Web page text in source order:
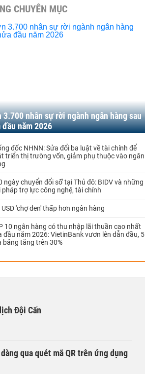
CHUYÊN MỤC
3.700 nhân sự rời ngành ngân hàng sau
đầu năm 2026
đốc NHNN: Sửa đổi ba luật về tài chính để
triển thị trường vốn, giảm phụ thuộc vào ngân
ngày chuyển đổi số' tại Thủ đô: BIDV và những
pháp trợ lực công nghệ, tài chính
USD 'chợ đen' thấp hơn ngân hàng
10 ngân hàng có thu nhập lãi thuần cao nhất
đầu năm 2026: VietinBank vươn lên dẫn đầu, 5
băng tăng trên 30%
Đội Cấn
qua quét mã QR trên ứng dụng